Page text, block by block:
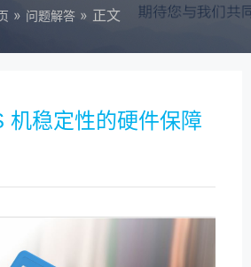
» 问题解答 » 正文
机稳定性的硬件保障